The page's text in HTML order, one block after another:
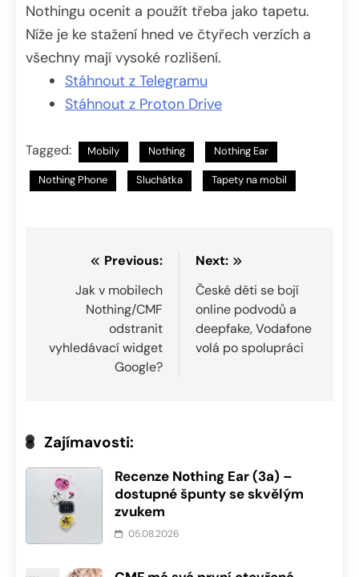
Nothingu ocenit a použít třeba jako tapetu.
Níže je ke stažení hned ve čtyřech verzích a
všechny mají vysoké rozlišení.
Stáhnout z Telegramu
Stáhnout z Proton Drive
Tagged: Mobily Nothing Nothing Ear
Nothing Phone Sluchátka Tapety na mobil
Navigace
příspěvek
Previous:
Jak v mobilech
Nothing/CMF
odstranit
vyhledávací widget
Google?
Next:
České děti se bojí
online podvodů a
deepfake, Vodafone
volá po spolupráci
Zajímavosti:
Recenze Nothing Ear (3a) –
dostupné špunty se skvělým
zvukem
05.08.2026